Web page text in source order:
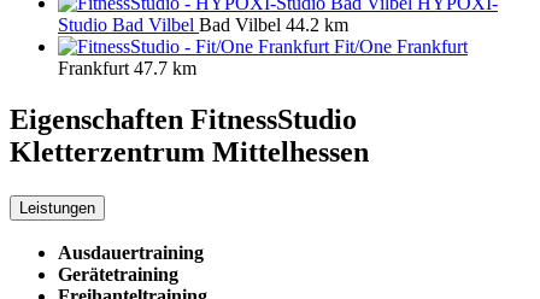
Studio Bad Vilbel Bad Vilbel 44.2 km
Fit/One Frankfurt
Frankfurt 47.7 km
Eigenschaften FitnessStudio
Kletterzentrum Mittelhessen
Leistungen
Ausdauertraining
Gerätetraining